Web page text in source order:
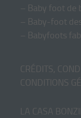
– Baby foot de
– Baby-foot
– Babyfoots
CRÉDITS,
CONDITIONS
LA CASA